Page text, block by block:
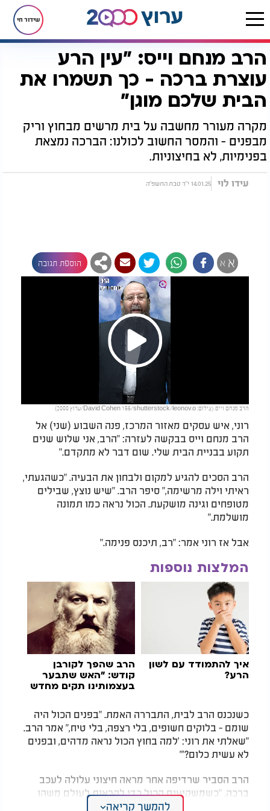
שידור חי
דף הבית יהדות הרב מנחם וייס: "עין הרע עוצרת ברכה - כך תשמרו את הבית שלכם מוגן"
הרב מנחם וייס: "עין הרע
עוצרת ברכה - כך תשמרו את
הבית שלכם מוגן"
מקרה מעורר מחשבה על בית מרשים מבחוץ וריק
מבפנים - והמסר החשוב לכולנו: הברכה נמצאת
בפנימיות, לא בחיצוניות.
עידו לוי 14.01.25 י"ד טבת התשפ"ה
א א הוספת תגובה
Play
Video
הרב מנחם וייס. (צילום: David Cohen 156/shutterstock/leonov.o/ערוץ 2000)
רוני, איש עסקים מאזור המרכז, פנה השבוע (שני) אל
הרב מנחם וייס בבקשה לעזרה: "הרב, אני שלוש שנים
תקוע בבניית הבית שלי. שום דבר לא מתקדם."
הרב הסכים להגיע למקום ולבחון את הבעיה. "כשהגעתי,
ראיתי וילה מרשימה," סיפר הרב. "שיש נוצץ, שבילים
מטופחים וגינה מושקעת. הכול נראה כמו תמונה
מושלמת."
אבל אז רוני אמר: "רב, תיכנס פנימה."
המלצות נוספות
איך להתמודד עם לשון
הרע?
הרב שהפך לקורבן
קודש: "האש שתבער
בעצמותינו תקים מחדש
כשנכנס הרב לבית, התבררה האמת. "בפנים הכול היה
שומם - בלוקים חשופים, בלי רצפה, בלי טיח," אמר הרב.
"שאלתי את רוני: 'למה בחוץ הכול נראה מדהים, ובפנים
לא עשית כלום?'"
הרב הסביר שרדיפה אחר מראה חיצוני עלולה לעכב
ברכה. "כשמשקיעים הכול כדי להראות לעולם משהו
נוצץ, אבל מזניחים את הפנים, זה מזמין עין הרע.
להמשך קריאה